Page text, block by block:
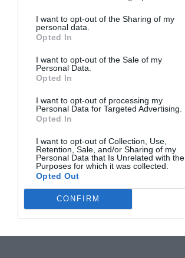
I want to opt-out of the Sharing of my
personal data.
Opted In
I want to opt-out of the Sale of my
Personal Data.
Opted In
I want to opt-out of processing my
Personal Data for Targeted Advertising.
Opted In
I want to opt-out of Collection, Use,
Retention, Sale, and/or Sharing of my
Personal Data that Is Unrelated with the
Purposes for which it was collected.
Opted Out
CONFIRM